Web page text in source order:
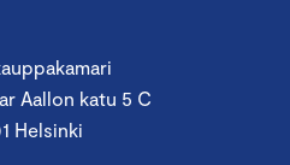
Aallon katu 5 C
Helsinki